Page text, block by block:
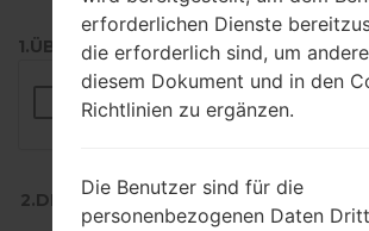
1.ÜBERPRÜFEN SIE AUF RECAPTCHA
2.DRÜCKEN SIE ZUM HERUNTERLADEN
erforderlichen Dienste
die erforderlich sind, um
diesem Dokument und in den
Richtlinien zu ergänzen.
Die Benutzer sind für die
personenbezogenen Daten